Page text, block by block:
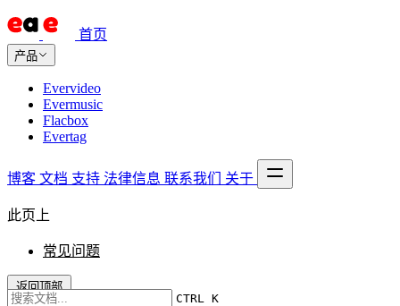
首页
产品
Evervideo
Evermusic
Flacbox
Evertag
博客 文档 支持 法律信息 联系我们 关于
CTRL K
此页上
常见问题
返回顶部